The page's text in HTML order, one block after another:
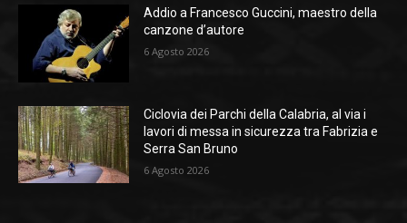
Addio a Francesco Guccini, maestro della
canzone d’autore
6 Agosto 2026
Ciclovia dei Parchi della Calabria, al via i
lavori di messa in sicurezza tra Fabrizia e
Serra San Bruno
6 Agosto 2026